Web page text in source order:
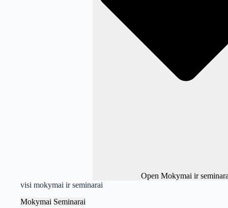
Open Mokymai ir
visi mokymai ir seminarai
Mokymai Seminarai